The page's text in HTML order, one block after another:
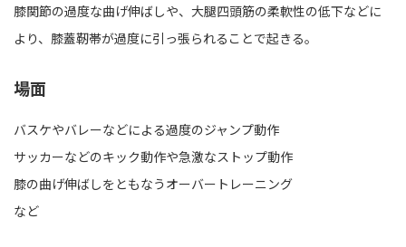
膝関節の過度な曲げ伸ばしや、大腿四頭筋の柔軟性の低下などに
より、膝蓋靭帯が過度に引っ張られることで起きる。
場面
バスケやバレーなどによる過度のジャンプ動作
サッカーなどのキック動作や急激なストップ動作
膝の曲げ伸ばしをともなうオーバートレーニング
など